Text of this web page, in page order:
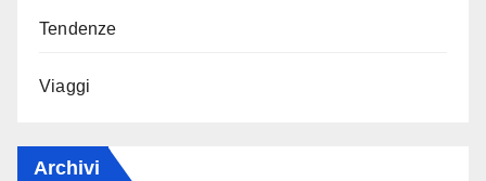
Tendenze
Viaggi
Archivi